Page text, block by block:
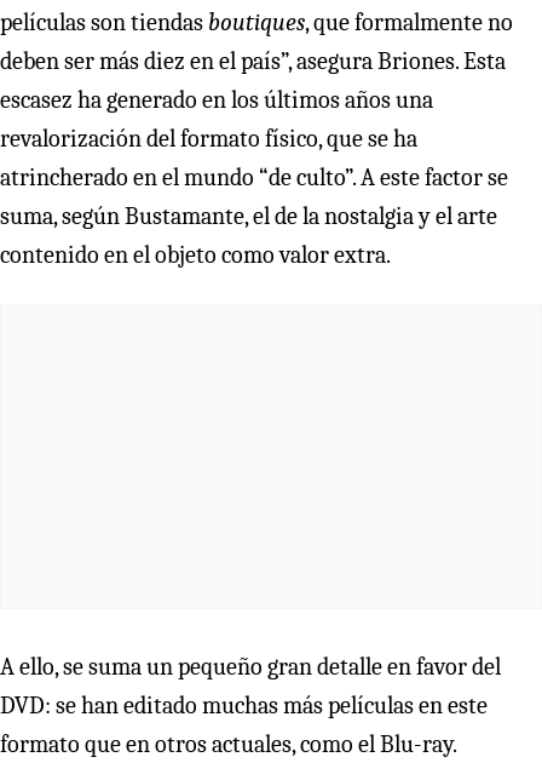
películas son tiendas boutiques, que formalmente no
deben ser más diez en el país”, asegura Briones. Esta
escasez ha generado en los últimos años una
revalorización del formato físico, que se ha
atrincherado en el mundo “de culto”. A este factor se
suma, según Bustamante, el de la nostalgia y el arte
contenido en el objeto como valor extra.
A ello, se suma un pequeño gran detalle en favor del
DVD: se han editado muchas más películas en este
formato que en otros actuales, como el Blu-ray.